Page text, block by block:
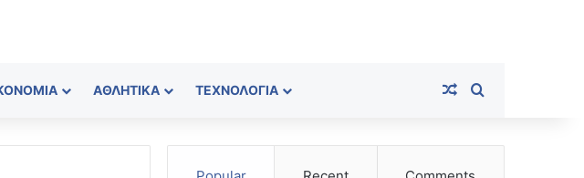
ΑΘΛΗΤΙΚΆ ΤΕΧΝΟΛΟΓΊΑ Random Article